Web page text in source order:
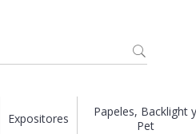
Expositores
Papeles, Backlight y
Pet